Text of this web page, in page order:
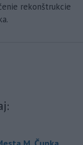
rekonštrukcie